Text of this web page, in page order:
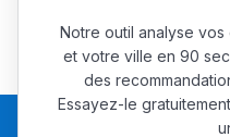
Notre outil analyse
et votre ville en 90
des
Essayez-le